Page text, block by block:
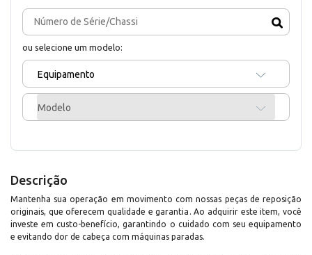
ou selecione um modelo:
Equipamento
Modelo
Descrição
Mantenha sua operação em movimento com nossas peças de reposição
originais, que oferecem qualidade e garantia. Ao adquirir este item, você
investe em custo-benefício, garantindo o cuidado com seu equipamento
e evitando dor de cabeça com máquinas paradas.